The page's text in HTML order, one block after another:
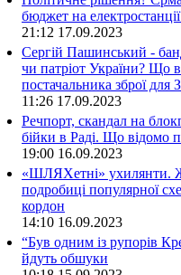
бюджет на
21:12 17.09.2023
Сергій Пашинський -
чи патріот України? Що
постачальника зброї для
11:26 17.09.2023
Речпорт, скандал на
бійки в Раді. Що відомо
19:00 16.09.2023
«ШЛЯХетні» ухилянти.
подробиці популярної
кордон
14:10 16.09.2023
“Був одним із рупорів
йдуть обшуки